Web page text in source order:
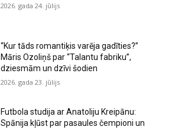
2026. gada 24. jūlijs
“Kur tāds romantiķis varēja gadīties?”
Māris Ozoliņš par “Talantu fabriku”,
dziesmām un dzīvi šodien
2026. gada 23. jūlijs
Futbola studija ar Anatoliju Kreipānu:
Spānija kļūst par pasaules čempioni un